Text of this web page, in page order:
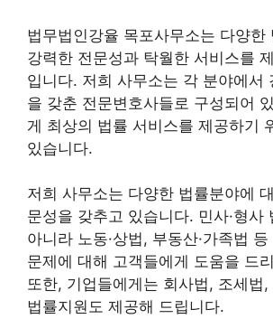
법무법인강율 목포사무소는 다양한
강력한 전문성과 탁월한 서비스를
입니다. 저희 사무소는 각 분야에서
을 갖춘 전문변호사들로 구성되어
게 최상의 법률 서비스를 제공하기
있습니다.
저희 사무소는 다양한 법률분야에
문성을 갖추고 있습니다. 민사·형사
아니라 노동·상법, 부동산·가족법
문제에 대해 고객들에게 도움을 드
또한, 기업들에게는 회사법, 조세법
법률지원도 제공해 드립니다.